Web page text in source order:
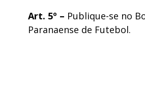
Art. 5º – Publique-se no
Paranaense de Futebol.